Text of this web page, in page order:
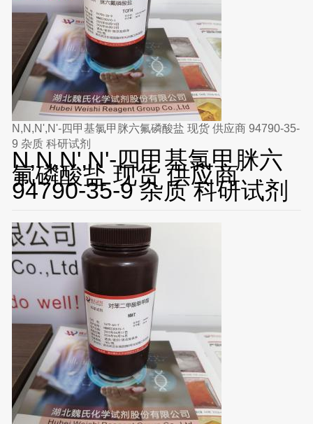
N,N,N',N'-四甲基氯甲脒六氟磷酸盐 现货 供应商 94790-35-
9 杂质 科研试剂
N,N,N',N'-四甲基氯甲脒六
氟磷酸盐 现货 供应商
94790-35-9 杂质 科研试剂